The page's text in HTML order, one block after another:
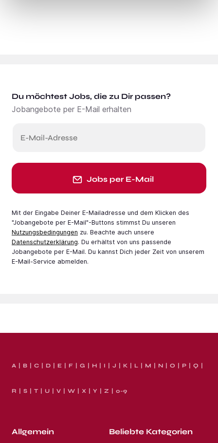
Du möchtest Jobs, die zu Dir passen?
Jobangebote per E-Mail erhalten
E-Mail-Adresse
Jobs per E-Mail
Mit der Eingabe Deiner E-Mail­adresse und dem Klicken des
"Jobangebote per E-Mail"-Buttons stimmst Du unseren
Nutzungsbedingungen zu. Beachte auch unsere
Datenschutzerklärung. Du erhältst von uns passende
Jobangebote per E-Mail. Du kannst Dich jeder Zeit von unserem
E-Mail-Service abmelden.
A B C D E F G H I J K L M N O P Q
R S T U V W X Y Z 0-9
Allgemein Beliebte Kategorien